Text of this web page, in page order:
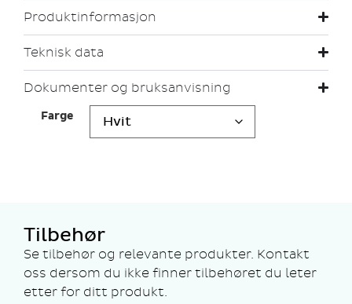
Produktinformasjon
Teknisk data
Dokumenter og bruksanvisning
Farge
Tilbehør
Se tilbehør og relevante produkter. Kontakt
oss dersom du ikke finner tilbehøret du leter
etter for ditt produkt.